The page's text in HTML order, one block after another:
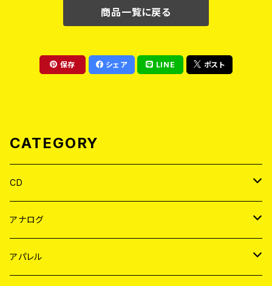
商品一覧に戻る
保存 シェア LINE ポスト
CATEGORY
CD
JAPAN
WORLD
アナログ
JAPAN
アパレル